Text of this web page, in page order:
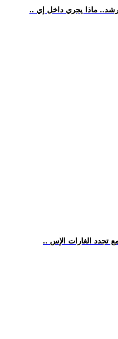
ماذا يجري داخل إي
تجدد الغارات الإس